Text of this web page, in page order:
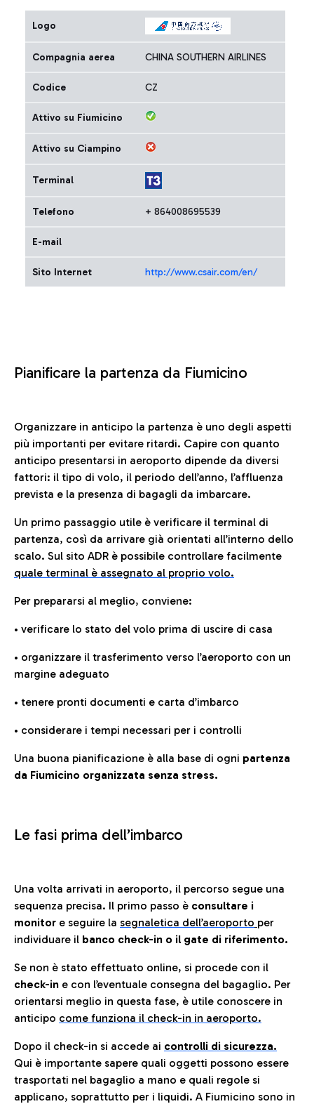
Logo
Compagnia aerea CHINA SOUTHERN AIRLINES
Codice CZ
Attivo su Fiumicino
Attivo su Ciampino
Terminal
Telefono + 864008695539
E-mail
Sito Internet http://www.csair.com/en/
Pianificare la partenza da Fiumicino
Organizzare in anticipo la partenza è uno degli aspetti
più importanti per evitare ritardi. Capire con quanto
anticipo presentarsi in aeroporto dipende da diversi
fattori: il tipo di volo, il periodo dell’anno, l’affluenza
prevista e la presenza di bagagli da imbarcare.
Un primo passaggio utile è verificare il terminal di
partenza, così da arrivare già orientati all’interno dello
scalo. Sul sito ADR è possibile controllare facilmente
quale terminal è assegnato al proprio volo.
Per prepararsi al meglio, conviene:
• verificare lo stato del volo prima di uscire di casa
• organizzare il trasferimento verso l’aeroporto con un
margine adeguato
• tenere pronti documenti e carta d’imbarco
• considerare i tempi necessari per i controlli
Una buona pianificazione è alla base di ogni partenza
da Fiumicino organizzata senza stress.
Le fasi prima dell’imbarco
Una volta arrivati in aeroporto, il percorso segue una
sequenza precisa. Il primo passo è consultare i
monitor e seguire la segnaletica dell’aeroporto per
individuare il banco check-in o il gate di riferimento.
Se non è stato effettuato online, si procede con il
check-in e con l’eventuale consegna del bagaglio. Per
orientarsi meglio in questa fase, è utile conoscere in
anticipo come funziona il check-in in aeroporto.
Dopo il check-in si accede ai controlli di sicurezza.
Qui è importante sapere quali oggetti possono essere
trasportati nel bagaglio a mano e quali regole si
applicano, soprattutto per i liquidi. A Fiumicino sono in